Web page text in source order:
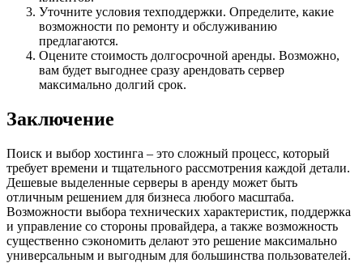
Уточните условия техподдержки. Определите, какие
возможности по ремонту и обслуживанию
предлагаются.
Оцените стоимость долгосрочной аренды. Возможно,
вам будет выгоднее сразу арендовать сервер
максимально долгий срок.
Заключение
Поиск и выбор хостинга – это сложный процесс, который
требует времени и тщательного рассмотрения каждой детали.
Дешевые выделенные серверы в аренду может быть
отличным решением для бизнеса любого масштаба.
Возможности выбора технических характеристик, поддержка
и управление со стороны провайдера, а также возможность
существенно сэкономить делают это решение максимально
универсальным и выгодным для большинства пользователей.